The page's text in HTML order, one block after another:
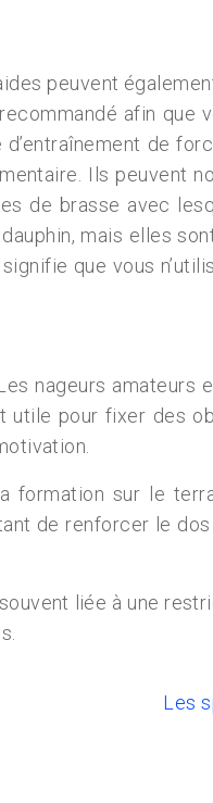
peuvent
afin
de
Ils peuvent
de brasse avec
mais elles
que vous
nageurs amateurs
utile pour fixer des
formation sur le
de renforcer le
liée à une
Les